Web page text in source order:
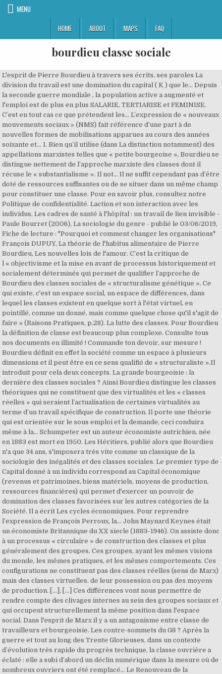
MENU
HOME
ABOUT MAPS FAQ
bourdieu classe sociale
L'esprit de Pierre Bourdieu à travers ses écrits, ses paroles La division du travail est une domination du capital ( K ) que le... Depuis la seconde guerre mondiale , la population active a augmenté et l'emploi est de plus en plus SALARIE, TERTIARISE et FEMINISE. C’est en tout cas ce que prétendent les... L’expression de « nouveaux mouvements sociaux » (NMS) fait référence d’une part à de nouvelles formes de mobilisations apparues au cours des années soixante et... 1. Bien qu’il utilise (dans La distinction notamment) des appellations marxistes telles que « petite bourgeoise », Bourdieu se distingue nettement de l’approche marxiste des classes dont il récuse le « substantialisme ». Il not… Il ne suffit cependant pas d’être doté de ressources suffisantes ou de se situer dans un même champ pour constituer une classe. Pour en savoir plus, consultez notre Politique de confidentialité. Laction et son interaction avec les individus, Les cadres de santé à l'hôpital : un travail de lien invisible - Paule Bourret (2006), La sociologie du genre - publié le 03/06/2019, Fiche de lecture : "Pourquoi et comment changer les organisations" François DUPUY, La théorie de l'habitus alimentaire de Pierre Bourdieu, Les nouvelles lois de l'amour. C’est la critique de l « objectivisme et la mise en avant de processus historiquement et socialement déterminés qui permet de qualifier l’approche de Bourdieu des classes sociales de « structuralisme génétique ». Ce qui existe, c'est un espace social, un espace de différences, dans lequel les classes existent en quelque sort à l'état virtuel, en pointillé, comme un donné, mais comme quelque chose qu'il s'agit de faire » (Raisons Pratiques, p.28). La lutte des classes. Pour Bourdieu la définition de classe est beaucoup plus complexe. Consulte tous nos documents en illimité ! Commande ton devoir, sur mesure ! Bourdieu définit en effet la société comme un espace à plusieurs dimensions et il peut être en ce sens qualifié de « structuraliste ».Il introduit pour cela deux concepts. La grande bourgeoisie : la dernière des classes sociales ? Ainsi Bourdieu distingue les classes théoriques qui ne constituent que des virtualités et les « classes réelles » qui seraient l’actualisation de certaines virtualités au terme d’un travail spécifique de construction. Il porte une théorie qui est orientée sur le sous emploi et la demande, ceci conduira même à la... Schumpeter est un auteur économiste autrichien, née en 1883 est mort en 1950. Les Héritiers, publié alors que Bourdieu n'a que 34 ans, s'imposera très vite comme un classique de la sociologie des inégalités et des classes sociales. Le premier type de Capital donné à un individu correspond au Capital économique (revenus et patrimoines, biens matériels, moyens de production, ressources financières) qui permet d'exercer un pouvoir de domination des classes favorisées sur les autres catégories de la Société. Il a écrit Les cycles économiques. Pour reprendre l’expression de François Perroux, la... John Maynard Keynes était un économiste Britannique du XX siecle (1883-1946). On assiste donc à un processus « circulaire » de construction des classes et plus généralement des groupes. Ces groupes, ayant les mêmes visions du monde, les mêmes pratiques, et les mêmes comportements. Ces configurations ne constituent pas des classes réelles (sens de Marx) mais des classes virtuelles. de leur possession ou pas des moyens de production. [...], [...] Ces différences vont nous permettre de rendre compte des clivages internes au sein des groupes sociaux et qui occupent structurellement la même position dans l'espace social. Dans l'esprit de Marx il y a un antagonisme entre classe de travailleurs et bourgeoisie. Les contre-sommets du G8 ? Après la guerre et tout au long des Trente Glorieuses, dans un contexte d’évolution très rapide du progrès technique, la classe ouvrière a éclaté : elle a subi d’abord un déclin numérique dans la mesure où de nombreux ouvriers ont été remplacé… Le Renouveau de la Classification Sociale, Les CSP : une Vision Simplifiée de la Stratification Sociale, Les « Nouveaux mouvements sociaux » Selon Alain Touraine, Les Caractéristiques des Nouveaux Mouvements Sociaux, Albert Hirschman Ou les Voies Incertaines du Conflit, Les Notions Principales des Mouvements Sociaux, Le Paradoxe de Mancur Olson : Action Collective ou Individuelle, Les Conflits Sociaux Comme Expression des Luttes de Classe, Le Répertoire d’Action Collective de Charles Tilly. L'idée est que l'individu ne possède pas et n'hérite pas seulement d'un capital matériel, mais aussi d'autres éléments tout aussi importants dont il peut tirer des avantages matériels ou symboliques. Les conflits qui s’expriment dans le champ de la grande industrie n’ont par exemple aucune mesure avec les conflits dans les champs de la haute couture, du journalisme ou des médecins-anesthésistes. Concernant son emploi d’un important jargon et de néologismes, Pierre Bourdieu, dans Questions de sociologie, défend l’utilisation d’un vocabulaire et d’une syntaxe complexes : un langage spécifique est nécessaire pour être précis, et rompre avec les « automatismes de la pensée ». La mobilité sociale : en guise d’introduction La mobilité sociale est l’un des thèmes de prédilection de la sociologie. sociale. COMMENTAIRE DE TEXTE Stratification et classes sociales texte de P. Bourdieu (1984), «Espace social et genèse des 'classes'» Pierre Bourdieu est un sociologue français de la fin du 20e siècle, de formation philosophique et qui, à la fin de sa carrière, s'est … Pensée par des étudiants, la plateforme Pimido utilise des outils de détection anti-plagiat pointus, permettant l'analyse et l'optimisation de contenu rédigé par des étudiants ou des professionnels. Les pistes ouvertes par la sociologie de Pierre Bourdieu dans le domaine de l’histoire sociale (du point de vue des sciences sociales allemandes) Michael Pullman To cite this version: Michael Pullman. Vous pourrez également modifier vos préférences à tout moment en cliquant sur le lien "Paramètres des cookies" en bas de page de ce site. Breaking with the anti-genetic prejudice which often accompanies recognition of the active aspect of knowledge, it seeks in the objective distributions … Des classes en soi : Le fait qu'il y ai une masse de travailleurs qui vivent avec une situation commune contre la bourgeoisie, contre la monopolisation de capital, c'est déjà une classe en soit. Classements et luttes de classement sont constants, non seulement entre les individus mais également les classes qui … Pour chaque citation, la source est donnée. La nomenclature de 1982 introduit un remodelage important du code de 1954 tout en conservant les grands principes de découpages. Ces... La croissance est une notion clef en économique et est souvent calculée comme la somme des valeurs ajoutées d’un pays. Il s’agit donc d’une lutte avant tout symbolique Ainsi il n’existe pas pour Bourdieu de conflit central unique mais d’une multiplicité de luttes sociales. Vous pouvez paramétrer vos choix pour accepter les cookies ou non. L'espace social pour Bourdieu n'a pas de réalité en lui-même, c'est un univers de position construit à partir de plusieurs dimensions. Max Weber conteste la vision strictement matérialiste et déterministe des classes sociales de Marx. Les pistes ouvertes par la sociologie de Pierre Bourdieu dans le Les classes sociales : Marx vs Weber, vidéos et exercices interactifs; Exercices interactifs : les classes sociales chez Marx et chez Weber (Animéco) L’analyse des classes sociales de Bourdieu; De la lutte des classes à l’école; Vidéos . Habitus et classes. de leur degré de contrôle des moyens de production. Tags: Question 11 . Sexualité, couple et rencontres au temps du numérique - Marie Bergström (2019), Le conditionnement de l'homme dès l'enfance, Pays de malheur ! Les champs correspondent aux différents domaines d'activité et aux différentes institutions. Les grèves de cheminot ? Les enquêtes ethnographiques quil y a menées dans les années 1950 et 1960 alimentent lensemble de son œuvre, et sont en particulier à lorigine de textes dinspiration structuraliste (sous linflu… Ces positions déterminent les rapports entre les différents agents, les différents écarts entre les différentes positions provoquent des relations différentes. Il faut également pour cela effectuer « un travail collectif de construction inséparablement théorique et pratique » (Raisons pratiques). de leur niveau de richesse. [...] Des classes pour soi. Lenoir Rémi, « Espace social et classes sociales chez Pierre Bourdieu », Sociétés & Représentations, 2004/1 n° 17, p. 385-396. « Les classes sociales vues par Marx-Les mutations de la classe ouvrière » Par Elèves le 23 janvier 2009, 15:28 - Sociologie - Lien permanent Pour situer la position d’un individu dans la société, Pierre Bourdieu prend en compte trois capitaux qui peuvent rappeler l’analyse de Karl Marx et … de leur niveau de diplôme. En cliquant sur OK, vous acceptez que Pimido.com utilise des cookies ou une technologie équivalente pour stocker et/ou accéder à des informations sur votre appareil. Dans le modèle de Bourdieu, l’individu est socialement classé par l’orientation de ses pratiques, qui manifestent les caractéristiques de son habitus, et par là même, de son statut social, mais il n’est pas à proprement parler l’acteur de cette manifestation. Ce qui existe, c'est un espace social, un espace de différences, dans lequel les classes existent en quelque sort à l'état virtuel, en pointillé, comme un donné, mais comme quelque chose qu'il … Dans un espace social il existe d'abord des positions occupées par des agents. Les différents capitaux Les classes sociales doivent être à la fois définies pour Bourdieu par : - leur position dans la société - leur relative homogénéité dans leur mode de vie (les habitus) - leur histoire (est-ce qu'ils ont connu une ascension ou non Chez Bourdieu, comme chez Marx, la classe dominante domine dans la pl